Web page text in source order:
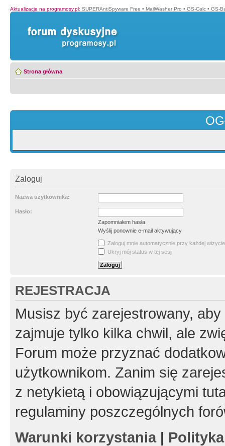
Aktualizacje na programosy.pl: SUPERAntiSpyware Free • MailWasher Pro • GS-Calc • GS-
Strona główna
Zaloguj
Nazwa użytkownika:
Hasło:
Zapomniałem hasła
Wyślij ponownie e-mail aktywujący
Zaloguj mnie automatycznie przy każdej wizycie
Ukryj mój status w tej sesji
REJESTRACJA
Musisz być zarejestrowany,
zajmuje tylko kilka chwil, ale
Forum może przyznać
użytkownikom. Zanim się
z netykietą i obowiązującymi
regulaminy poszczególnych
Warunki korzystania|